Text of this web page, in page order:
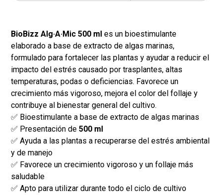
BioBizz Alg·A·Mic 500 ml es un bioestimulante
elaborado a base de extracto de algas marinas,
formulado para fortalecer las plantas y ayudar a reducir el
impacto del estrés causado por trasplantes, altas
temperaturas, podas o deficiencias. Favorece un
crecimiento más vigoroso, mejora el color del follaje y
contribuye al bienestar general del cultivo.
✅ Bioestimulante a base de extracto de algas marinas
✅ Presentación de500 ml
✅ Ayuda a las plantas a recuperarse del estrés ambiental
y de manejo
✅ Favorece un crecimiento vigoroso y un follaje más
saludable
✅ Apto para utilizar durante todo el ciclo de cultivo